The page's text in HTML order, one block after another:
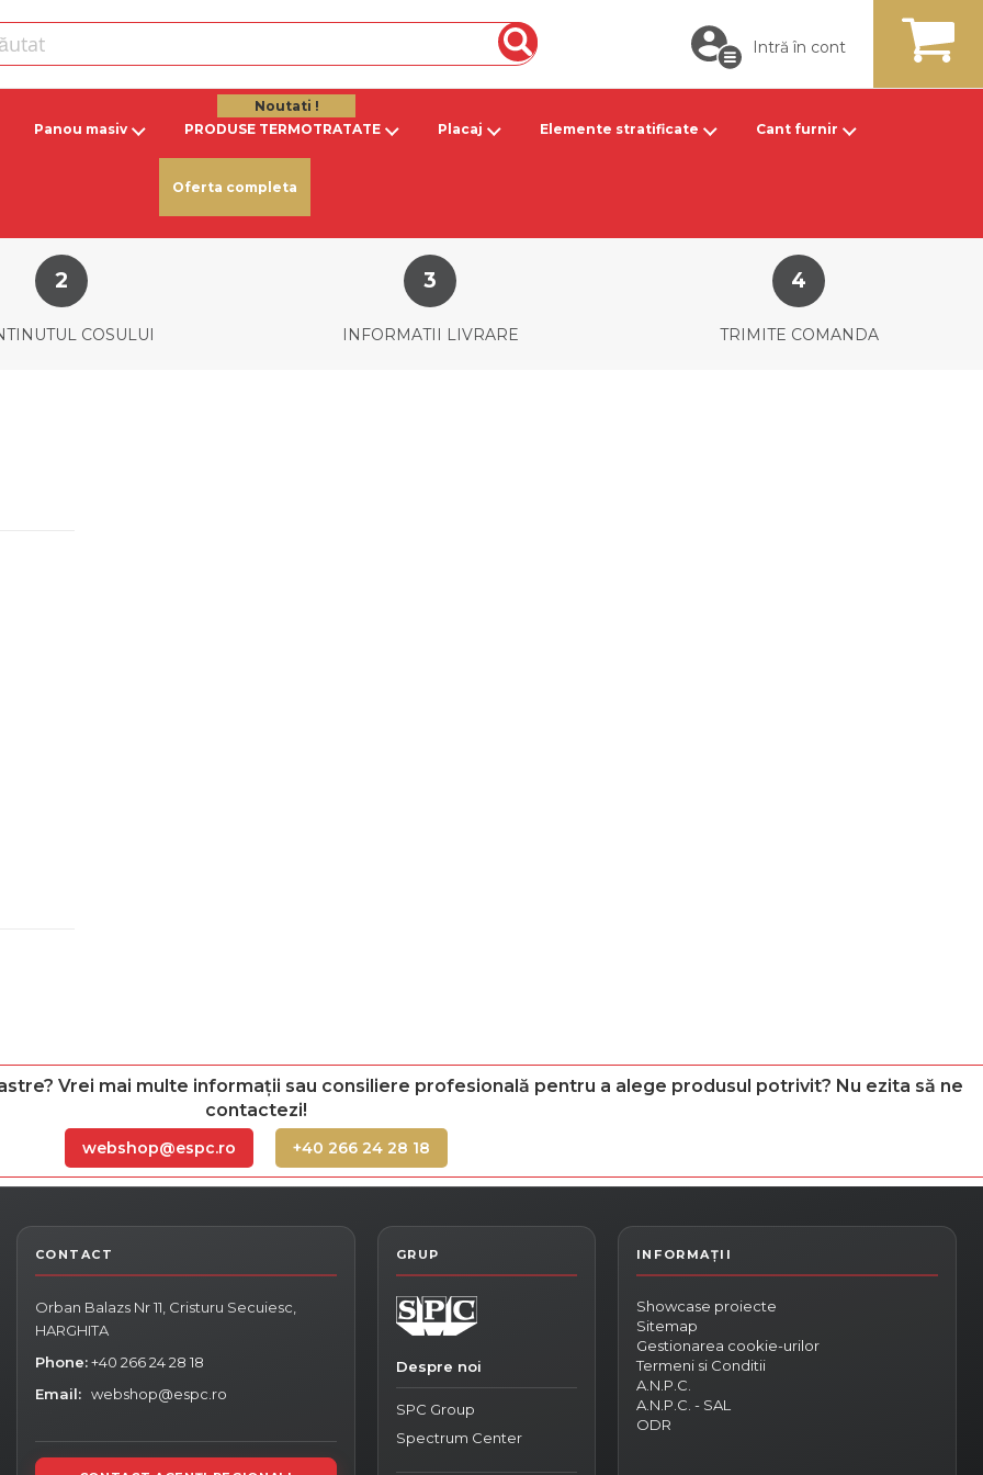
Intră în cont
Căutare
Panou masiv PRODUSE TERMOTRATATE
Noutati !
Placaj
Elemente stratificate Cant furnir
Oferta completa
COSULUI INFORMATII LIVRARE TRIMITE COMANDA
Vrei mai multe informații sau consiliere profesională pentru a alege produsul potrivit? Nu ezita să ne
contactezi!
webshop@espc.ro +40 266 24 28 18
Orban Balazs Nr 11, Cristuru Secuiesc,
HARGHITA
Phone: +40 266 24 28 18
Email: webshop@espc.ro
Despre noi
SPC Group
Spectrum Center
Showcase proiecte
Sitemap
Gestionarea cookie-urilor
Termeni si Conditii
A.N.P.C.
A.N.P.C. - SAL
ODR